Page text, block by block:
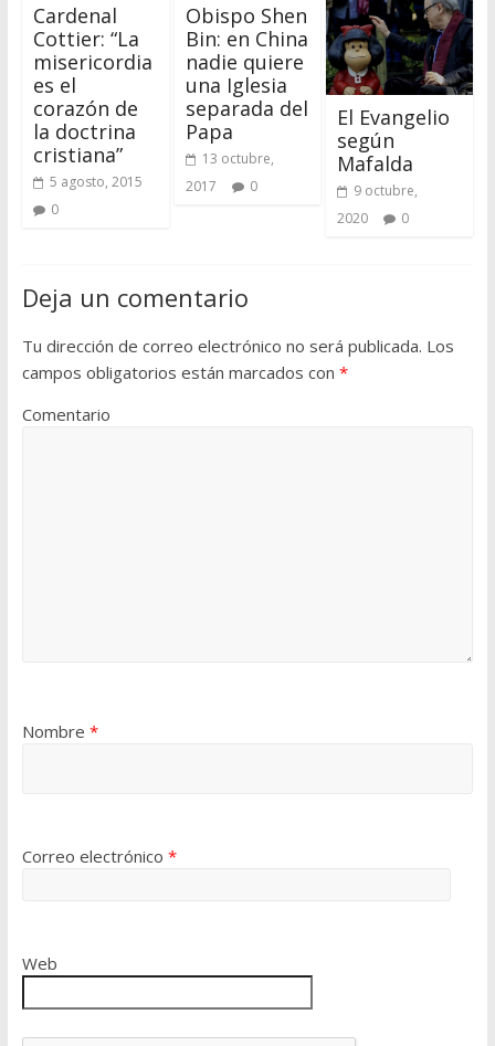
Cardenal
Cottier: “La
misericordia
es el
corazón de
la doctrina
cristiana”
5 agosto, 2015
0
Obispo Shen
Bin: en China
nadie quiere
una Iglesia
separada del
Papa
13 octubre,
2017
0
El Evangelio
según
Mafalda
9 octubre,
2020
0
Deja un comentario
Tu dirección de correo electrónico no será publicada. Los
campos obligatorios están marcados con *
Comentario
Nombre *
Correo electrónico *
Web